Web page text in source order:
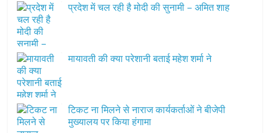
प्रदेश में चल रही है मोदी की सुनामी – अमित शाह
मायावती की क्या परेशानी बताई महेश शर्मा ने
टिकट ना मिलने से नाराज कार्यकर्ताओं ने बीजेपी
मुख्यालय पर किया हंगामा